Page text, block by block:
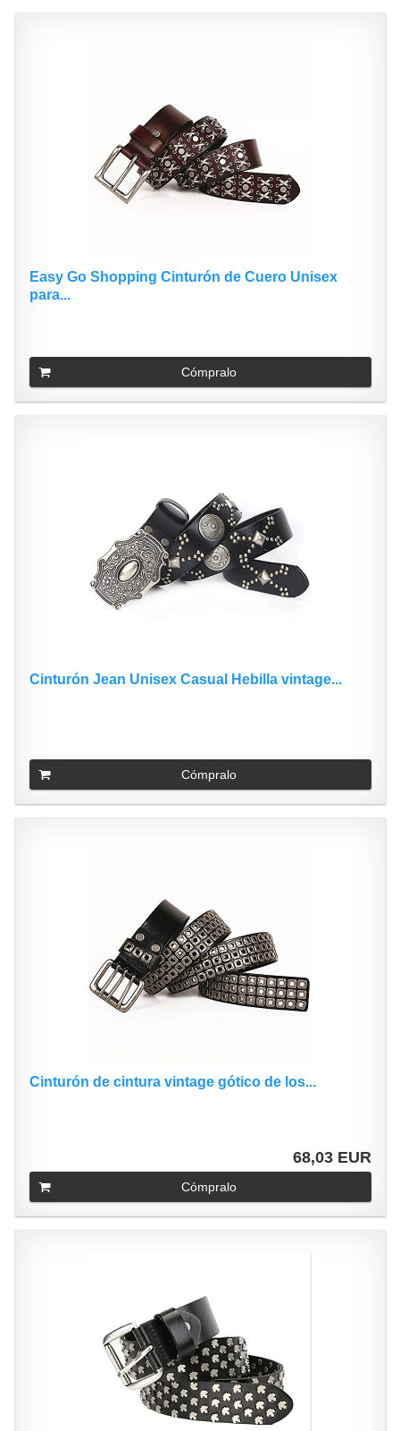
Easy Go Shopping Cinturón de Cuero Unisex
para...
Cómpralo
Cinturón Jean Unisex Casual Hebilla vintage...
Cómpralo
Cinturón de cintura vintage gótico de los...
68,03 EUR
Cómpralo